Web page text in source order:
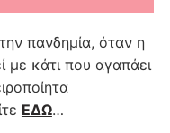
πανδημία, όταν η
με κάτι που αγαπάει
ΕΔΩ…